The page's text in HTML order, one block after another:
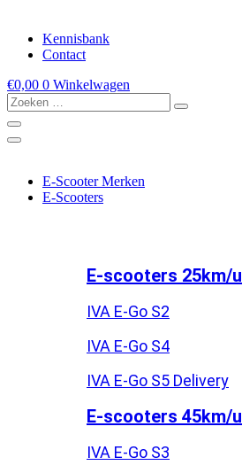
Kennisbank
Contact
€0,00 0 Winkelwagen
Zoeken
…
E-Scooter Merken
E-Scooters
E-scooters 25km/u
IVA E-Go S2
IVA E-Go S4
IVA E-Go S5 Delivery
E-scooters 45km/u
IVA E-Go S3